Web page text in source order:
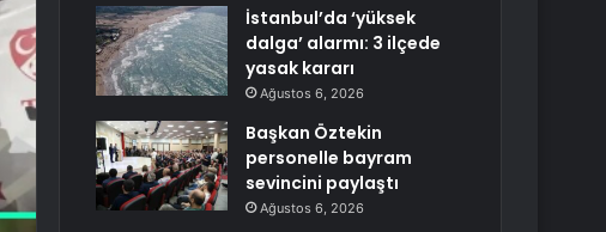
İstanbul’da ‘yüksek
dalga’ alarmı: 3 ilçede
yasak kararı
Ağustos 6, 2026
Başkan Öztekin
personelle bayram
sevincini paylaştı
Ağustos 6, 2026